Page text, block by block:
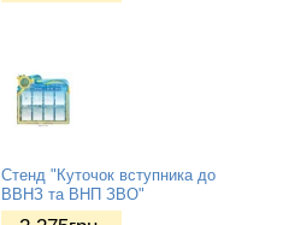
Стенд "Куточок вступника до
ВВНЗ та ВНП ЗВО"